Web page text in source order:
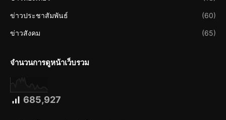
ข่าวประชาสัมพันธ์ (60)
ข่าวสังคม (65)
จำนวนการดูหน้าเว็บรวม
685,927